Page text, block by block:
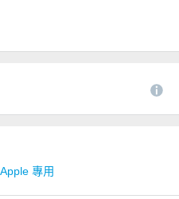
Apple 專用